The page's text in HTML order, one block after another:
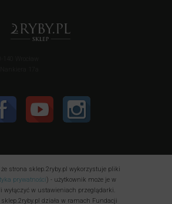
strona sklep.2ryby.pl wykorzystuje pliki
prywatności) - użytkownik może je w
wyłączyć w ustawieniach przeglądarki.
sklep.2ryby.pl działa w ramach Fundacji